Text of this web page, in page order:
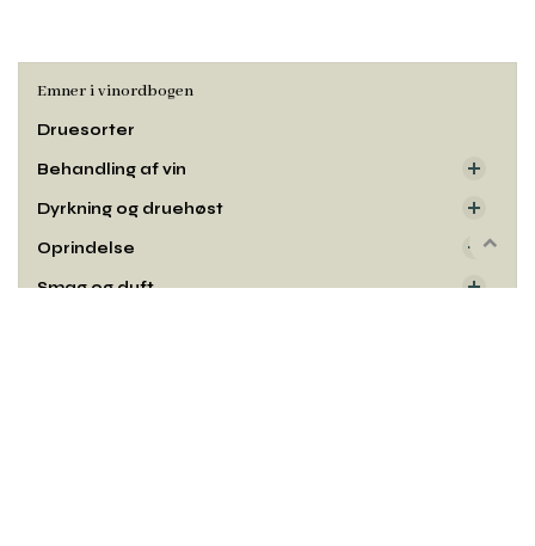
Emner i vinordbogen
Druesorter
Behandling af vin
Dyrkning og druehøst
Oprindelse
Smag og duft
Rul